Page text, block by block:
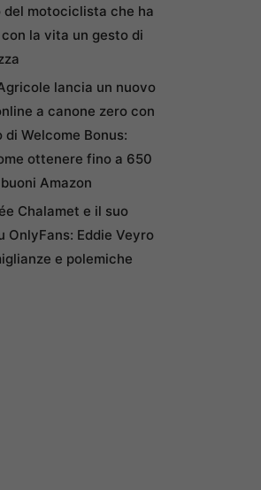
del motociclista che ha
la vita un gesto di
lancia un nuovo
a canone zero con
di Welcome Bonus:
ottenere fino a 650
Amazon
Chalamet e il suo
OnlyFans: Eddie Veyro
e polemiche